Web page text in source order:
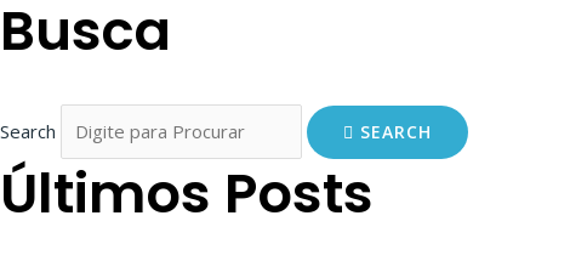
Busca
Search SEARCH
Últimos Posts